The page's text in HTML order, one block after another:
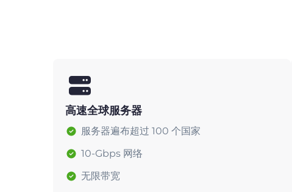
高速全球服务器
服务器遍布超过 100 个国家
10-Gbps 网络
无限带宽